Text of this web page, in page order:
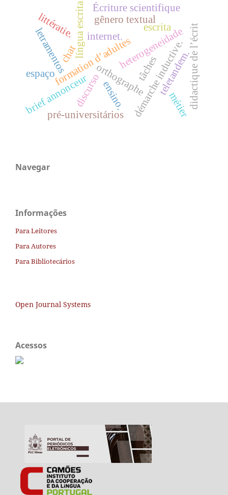
orthographe
formation d’adultesdémarche inductive.
língua escrita heterogeneidade
chat teletandem.
escrita
letramentos
discurso
internet.
espaço
pré-universitários
ensino.
gênero textual
didactique de l’écrit
littératie.
brief annonceur
tâches
métier
Écriture scientifique
Navegar
Informações
Para Leitores
Para Autores
Para Bibliotecários
Open Journal Systems
Acessos